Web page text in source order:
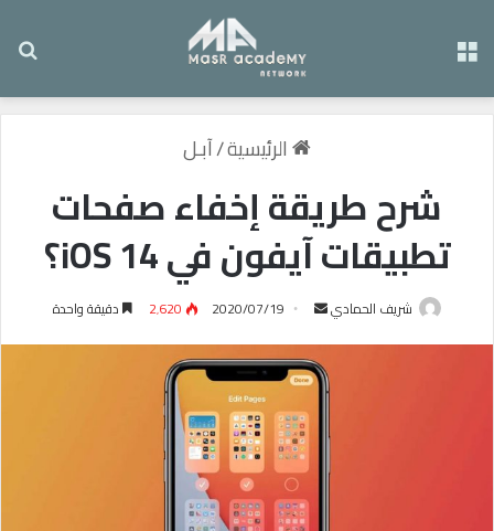
الرئيسية/آبـل
شرح طريقة إخفاء صفحات
تطبيقات آيفون في iOS 14؟
شريف الحمادي
س
ل
2020/07/19 2٬620 دقيقة واحدة